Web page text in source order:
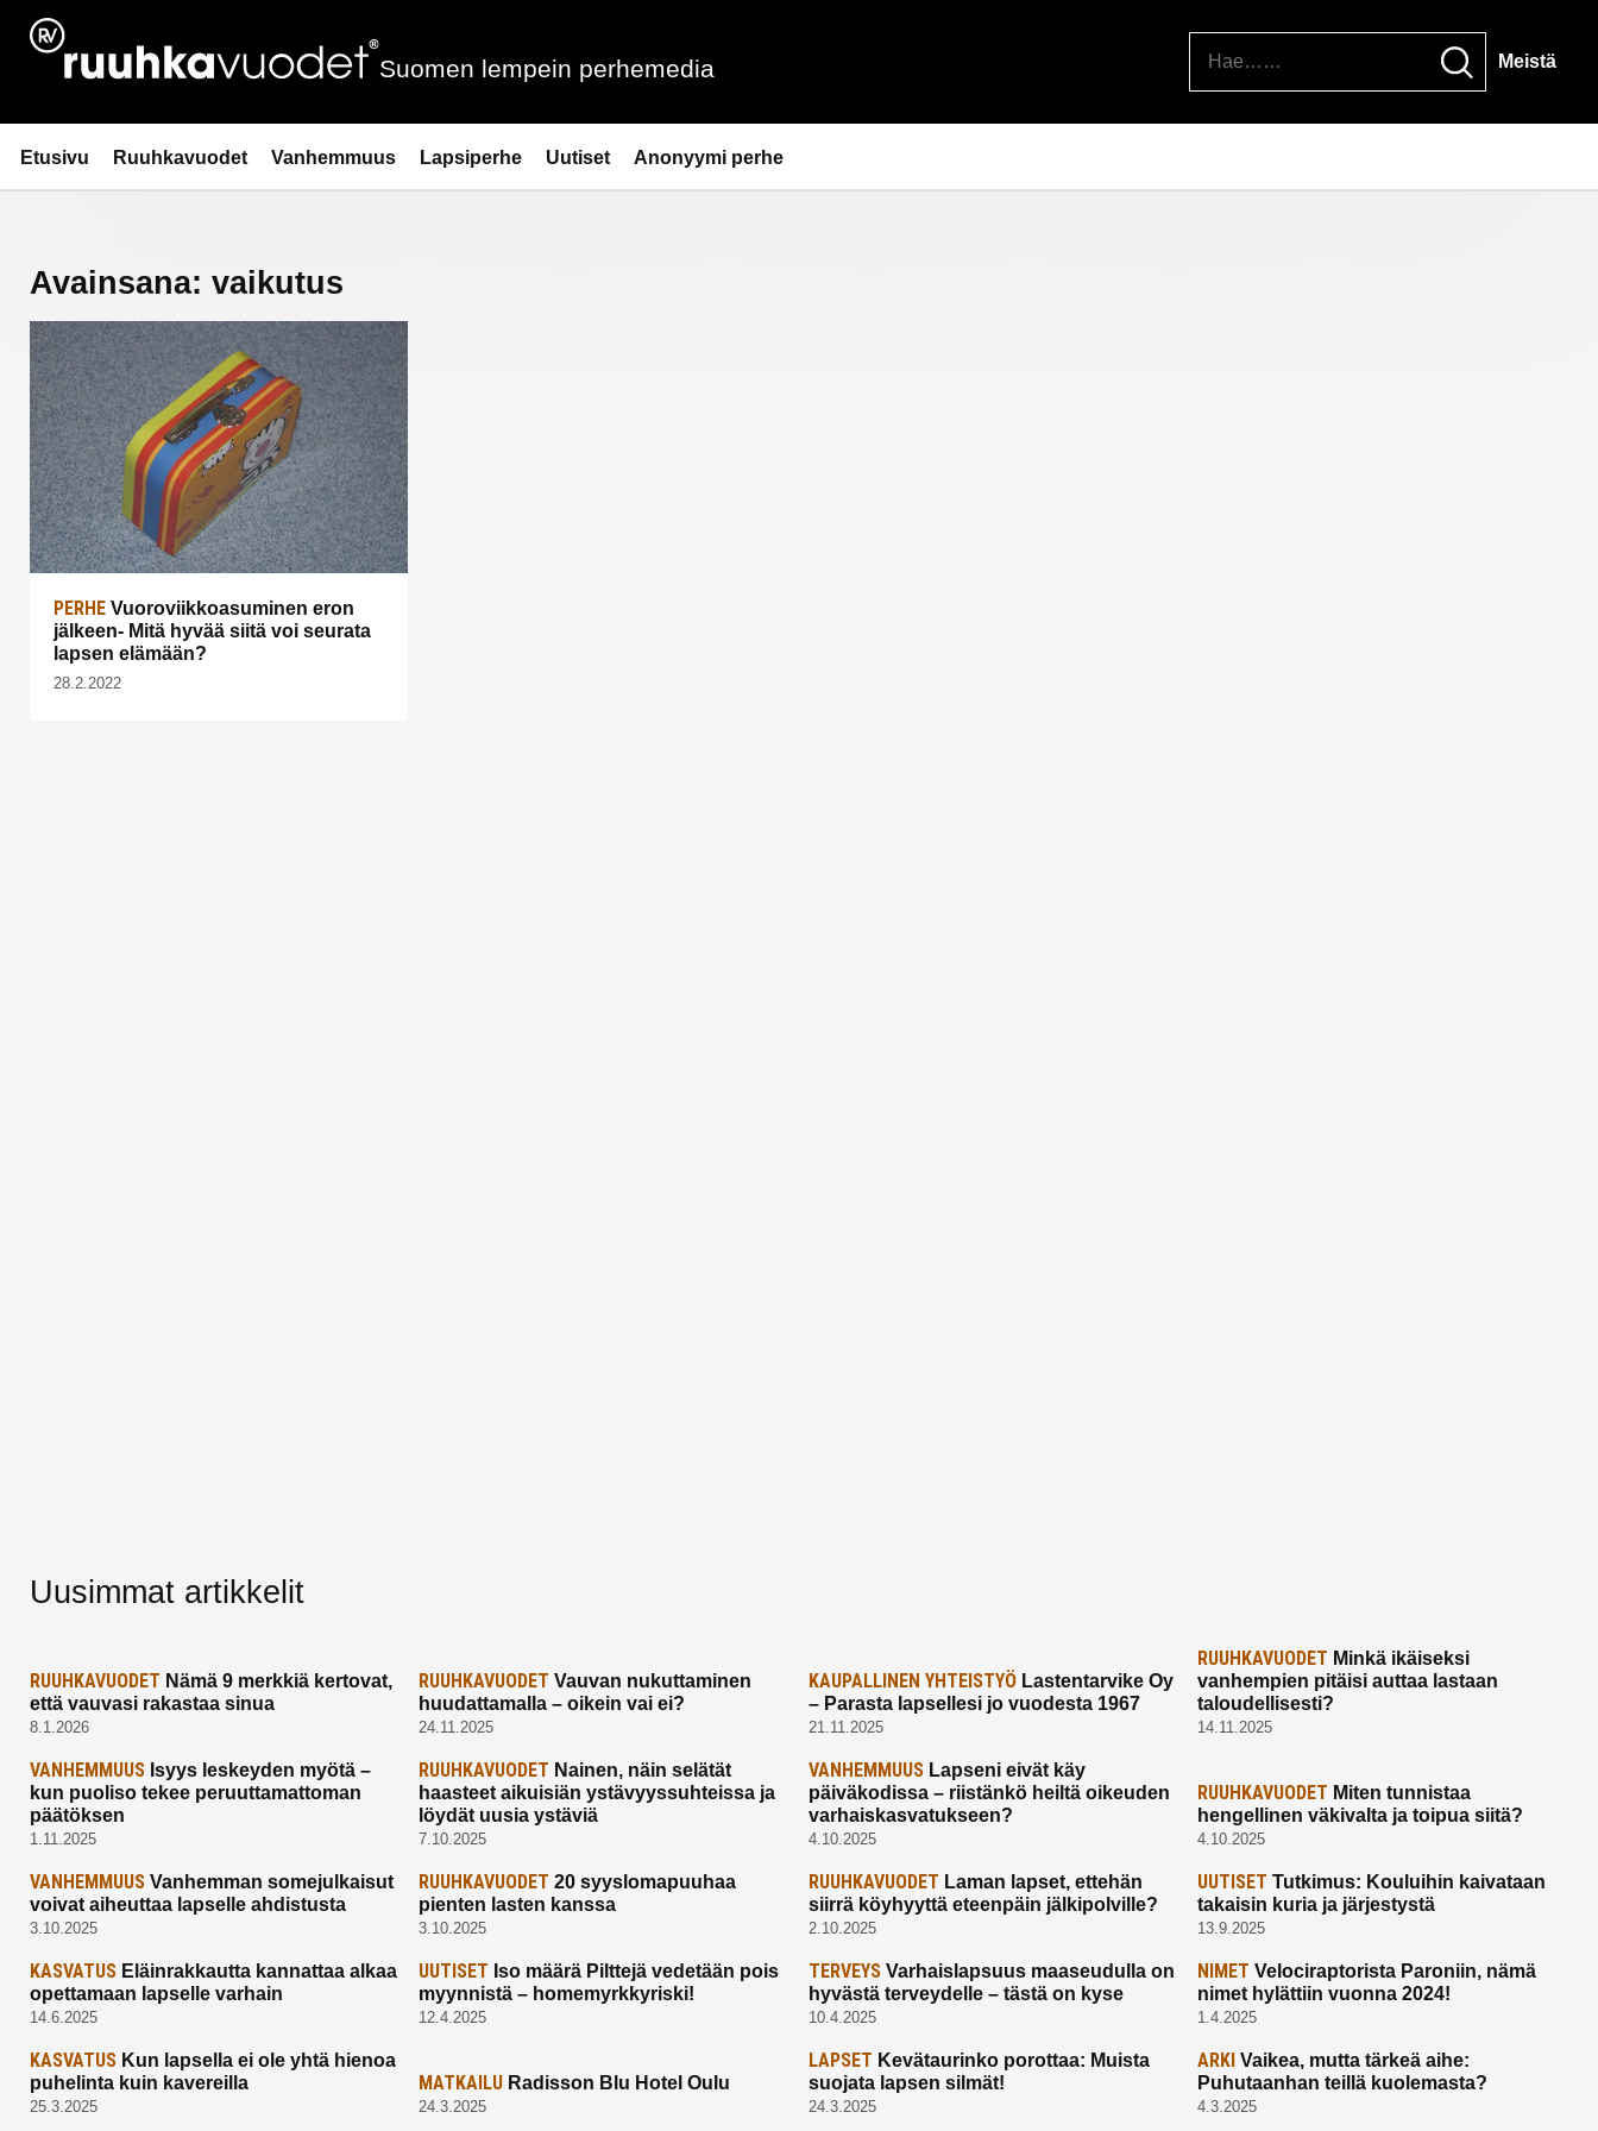
Siirry
sisältöön
Ruuhkavuodet.fi
Suomen lempein perhemedia Meistä
Etusivu Ruuhkavuodet Vanhemmuus Lapsiperhe Uutiset Anonyymi perhe
Avainsana: vaikutus
PERHE Vuoroviikkoasuminen eron
jälkeen- Mitä hyvää siitä voi seurata
lapsen elämään?
28.2.2022
Uusimmat artikkelit
RUUHKAVUODET Nämä 9 merkkiä kertovat,
että vauvasi rakastaa sinua
8.1.2026
RUUHKAVUODET Vauvan nukuttaminen
huudattamalla – oikein vai ei?
24.11.2025
KAUPALLINEN YHTEISTYÖLastentarvike Oy
– Parasta lapsellesi jo vuodesta 1967
21.11.2025
RUUHKAVUODET Minkä ikäiseksi
vanhempien pitäisi auttaa lastaan
taloudellisesti?
14.11.2025
VANHEMMUUS Isyys leskeyden myötä –
kun puoliso tekee peruuttamattoman
päätöksen
1.11.2025
RUUHKAVUODET Nainen, näin selätät
haasteet aikuisiän ystävyyssuhteissa ja
löydät uusia ystäviä
7.10.2025
VANHEMMUUSLapseni eivät käy
päiväkodissa – riistänkö heiltä oikeuden
varhaiskasvatukseen?
4.10.2025
RUUHKAVUODET Miten tunnistaa
hengellinen väkivalta ja toipua siitä?
4.10.2025
VANHEMMUUS Vanhemman somejulkaisut
voivat aiheuttaa lapselle ahdistusta
3.10.2025
RUUHKAVUODET 20 syyslomapuuhaa
pienten lasten kanssa
3.10.2025
RUUHKAVUODET Laman lapset, ettehän
siirrä köyhyyttä eteenpäin jälkipolville?
2.10.2025
UUTISET Tutkimus: Kouluihin kaivataan
takaisin kuria ja järjestystä
13.9.2025
KASVATUS Eläinrakkautta kannattaa alkaa
opettamaan lapselle varhain
14.6.2025
UUTISET Iso määrä Pilttejä vedetään pois
myynnistä – homemyrkkyriski!
12.4.2025
TERVEYSVarhaislapsuus maaseudulla on
hyvästä terveydelle – tästä on kyse
10.4.2025
NIMET Velociraptorista Paroniin, nämä
nimet hylättiin vuonna 2024!
1.4.2025
KASVATUS Kun lapsella ei ole yhtä hienoa
puhelinta kuin kavereilla
25.3.2025
MATKAILU Radisson Blu Hotel Oulu
24.3.2025
LAPSET Kevätaurinko porottaa: Muista
suojata lapsen silmät!
24.3.2025
ARKI Vaikea, mutta tärkeä aihe:
Puhutaanhan teillä kuolemasta?
4.3.2025